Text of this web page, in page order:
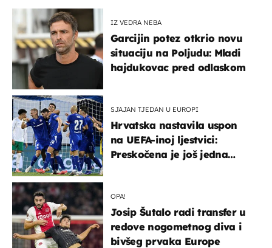
IZ VEDRA NEBA
Garcijin potez otkrio novu
situaciju na Poljudu: Mladi
hajdukovac pred odlaskom
SJAJAN TJEDAN U EUROPI
Hrvatska nastavila uspon
na UEFA-inoj ljestvici:
Preskočena je još jedna
OPA!
Josip Šutalo radi transfer u
redove nogometnog diva i
bivšeg prvaka Europe